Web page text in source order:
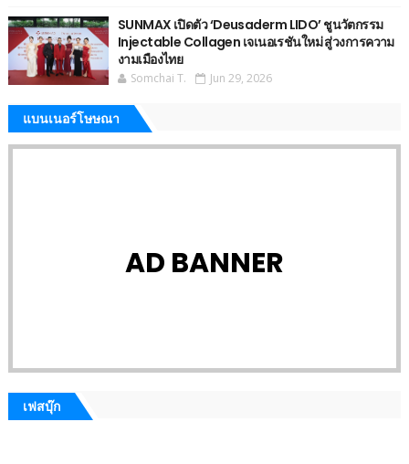
SUNMAX เปิดตัว ‘Deusaderm LIDO’ ชูนวัตกรรม
Injectable Collagen เจเนอเรชันใหม่ สู่วงการความ
งามเมืองไทย
Somchai T. Jun 29, 2026
แบนเนอร์โษษณา
AD BANNER
เฟสบุ๊ก